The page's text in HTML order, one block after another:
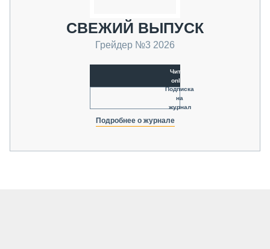
СВЕЖИЙ ВЫПУСК
Грейдер №3 2026
Читать
online
Подписка
на
журнал
Подробнее о журнале